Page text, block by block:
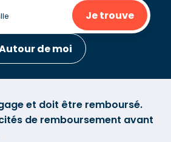
Je trouve
de moi
et doit être remboursé.
de remboursement avant